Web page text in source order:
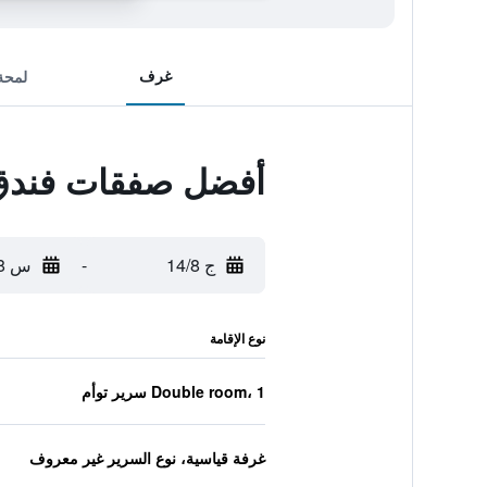
غرف
أفضل صفقات فندق
ج 14/8 - س 15/8
نوع الإقامة
Double room، 1 سرير توأم
غرفة قياسية، نوع السرير غير معروف